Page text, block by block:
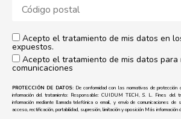
Acepto el tratamiento de mis datos en
expuestos.
Acepto el tratamiento de mis datos para
comunicaciones
PROTECCIÓN DE DATOS:De conformidad con las normativas de
información del tratamiento: Responsable: CUIDUM TECH, S. L. Fines del
información mediante llamada telefónica o email, y envío de comunicaciones
acceso, rectificación, portabilidad, supresión, limitación y oposición Más información